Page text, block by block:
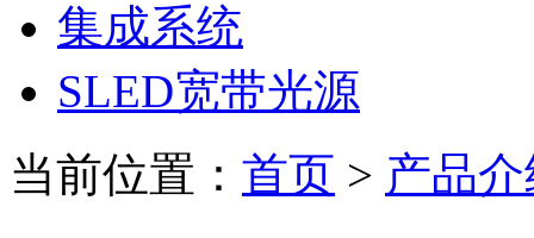
集成系统
SLED宽带光源
当前位置： 首页 > 产品